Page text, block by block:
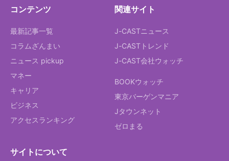
コンテンツ
最新記事一覧
コラムざんまい
ニュース pickup
マネー
キャリア
ビジネス
アクセスランキング
関連サイト
J-CASTニュース
J-CASTトレンド
J-CAST会社ウォッチ
BOOKウォッチ
東京バーゲンマニア
Jタウンネット
ゼロまる
サイトについて